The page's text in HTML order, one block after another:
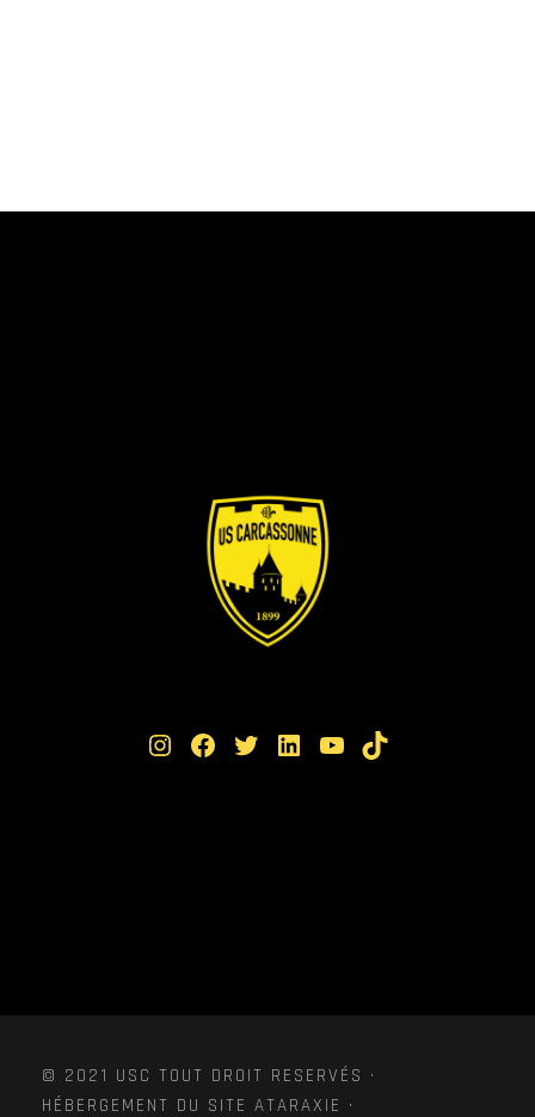
Instagram Facebook Twitter LinkedIn YouTube TikTok
© 2021 USC TOUT DROIT RESERVÉS ·
HÉBERGEMENT DU SITE ATARAXIE ·